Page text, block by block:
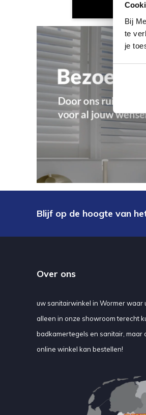
Bij
te
je
Blijf op de hoogte van
Over ons
uw sanitairwinkel in Wormer waar
alleen in onze showroom terecht
badkamertegels en sanitair, maar
online winkel kan bestellen!